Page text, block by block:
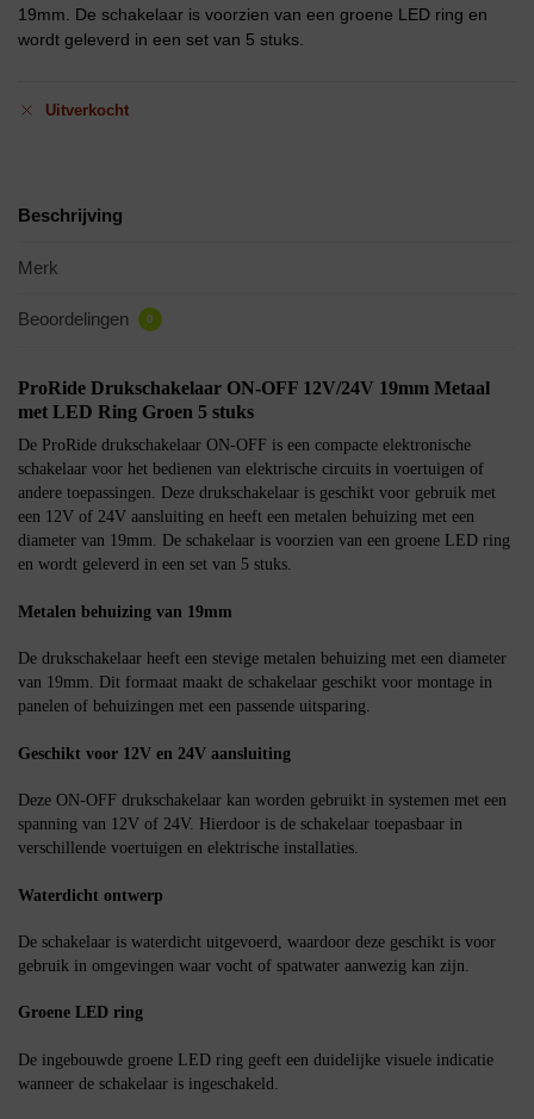
19mm. De schakelaar is voorzien van een groene LED ring en
wordt geleverd in een set van 5 stuks.
Uitverkocht
Beschrijving
Merk
Beoordelingen 0
ProRide Drukschakelaar ON-OFF 12V/24V 19mm Metaal
met LED Ring Groen 5 stuks
De ProRide drukschakelaar ON-OFF is een compacte elektronische
schakelaar voor het bedienen van elektrische circuits in voertuigen of
andere toepassingen. Deze drukschakelaar is geschikt voor gebruik met
een 12V of 24V aansluiting en heeft een metalen behuizing met een
diameter van 19mm. De schakelaar is voorzien van een groene LED ring
en wordt geleverd in een set van 5 stuks.
Metalen behuizing van 19mm
De drukschakelaar heeft een stevige metalen behuizing met een diameter
van 19mm. Dit formaat maakt de schakelaar geschikt voor montage in
panelen of behuizingen met een passende uitsparing.
Geschikt voor 12V en 24V aansluiting
Deze ON-OFF drukschakelaar kan worden gebruikt in systemen met een
spanning van 12V of 24V. Hierdoor is de schakelaar toepasbaar in
verschillende voertuigen en elektrische installaties.
Waterdicht ontwerp
De schakelaar is waterdicht uitgevoerd, waardoor deze geschikt is voor
gebruik in omgevingen waar vocht of spatwater aanwezig kan zijn.
Groene LED ring
De ingebouwde groene LED ring geeft een duidelijke visuele indicatie
wanneer de schakelaar is ingeschakeld.